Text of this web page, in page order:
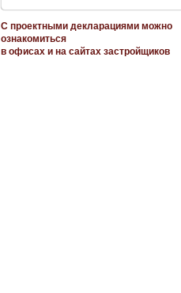
С проектными декларациями можно
ознакомиться
в офисах и на сайтах застройщиков